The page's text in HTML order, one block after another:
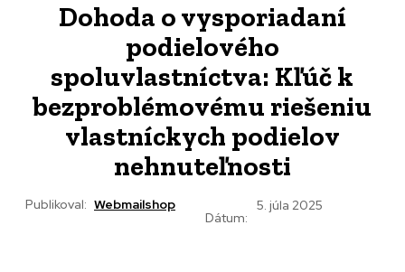
Dohoda o vysporiadaní
podielového
spoluvlastníctva: Kľúč k
bezproblémovému riešeniu
vlastníckych podielov
nehnuteľnosti
Publikoval: Webmailshop
Dátum:
5. júla 2025